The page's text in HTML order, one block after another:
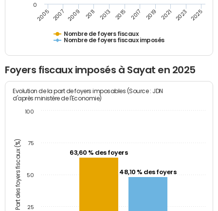
Nombre de foyers fiscaux
Nombre de foyers fiscaux imposés
2005 2007 2009 2011 2013 2015 2017 2019 2021 2023 2025
0
Foyers fiscaux imposés à Sayat en 2025
Part des foyers fiscaux (%)
Evolution de la part de foyers imposables (Source : JDN
d'après ministère de l'Economie)
63,60 % des foyers
48,10 % des foyers
25
50
75
100